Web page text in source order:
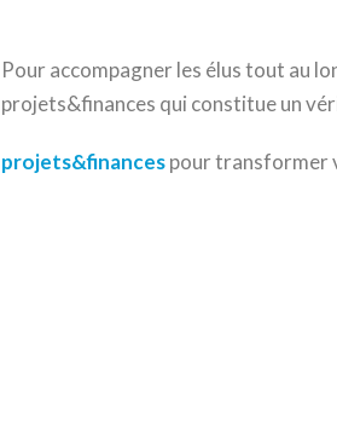
Pour accompagner les élus tout au
projets&finances qui constitue un
projets&finances pour transformer